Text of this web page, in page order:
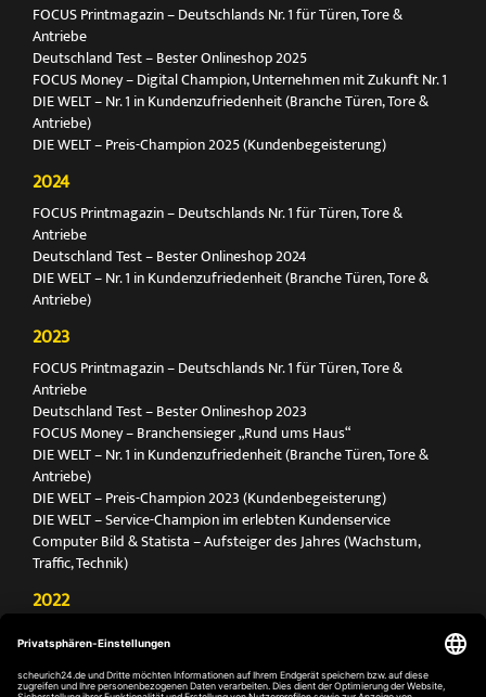
FOCUS Printmagazin – Deutschlands Nr. 1 für Türen, Tore &
Antriebe
Deutschland Test – Bester Onlineshop 2025
FOCUS Money – Digital Champion, Unternehmen mit Zukunft Nr. 1
DIE WELT – Nr. 1 in Kundenzufriedenheit (Branche Türen, Tore &
Antriebe)
DIE WELT – Preis-Champion 2025 (Kundenbegeisterung)
2024
FOCUS Printmagazin – Deutschlands Nr. 1 für Türen, Tore &
Antriebe
Deutschland Test – Bester Onlineshop 2024
DIE WELT – Nr. 1 in Kundenzufriedenheit (Branche Türen, Tore &
Antriebe)
2023
FOCUS Printmagazin – Deutschlands Nr. 1 für Türen, Tore &
Antriebe
Deutschland Test – Bester Onlineshop 2023
FOCUS Money – Branchensieger „Rund ums Haus“
DIE WELT – Nr. 1 in Kundenzufriedenheit (Branche Türen, Tore &
Antriebe)
DIE WELT – Preis-Champion 2023 (Kundenbegeisterung)
DIE WELT – Service-Champion im erlebten Kundenservice
Computer Bild & Statista – Aufsteiger des Jahres (Wachstum,
Traffic, Technik)
2022
Antriebe
Deutschland Test – Bester Onlineshop 2022